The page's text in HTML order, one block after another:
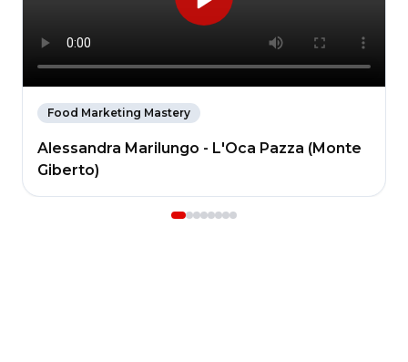
Food Marketing Mastery
Alessandra Marilungo - L'Oca Pazza (Monte
Giberto)